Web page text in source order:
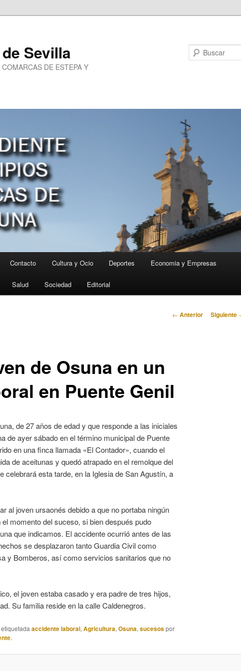
Sevilla
DE ESTEPA Y
Contacto Cultura y Ocio Deportes Economia y Empresas
Salud Sociedad Editorial
Navegación
← Anterior Siguiente
de Osuna en un
en Puente Genil
de 27 años de edad y que responde a las iniciales
de ayer sábado en el término municipal de Puente
en una finca llamada «El Contador», cuando el
de aceitunas y quedó atrapado en el remolque del
celebrará esta tarde, en la Iglesia de San Agustín, a
al joven ursaonés debido a que no portaba ningún
momento del suceso, si bien después pudo
que indicamos. El accidente ocurrió antes de las
se desplazaron tanto Guardia Civil como
y Bomberos, así como servicios sanitarios que no
el joven estaba casado y era padre de tres hijos,
Su familia reside en la calle Caldenegros.
accidente laboral, Agricultura, Osuna, sucesospor
.